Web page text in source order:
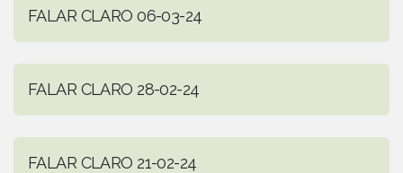
FALAR CLARO 06-03-24
FALAR CLARO 28-02-24
FALAR CLARO 21-02-24